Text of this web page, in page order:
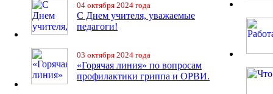
04 октября 2024 года
С Днем учителя, уважаемые
педагоги!
03 октября 2024 года
«Горячая линия» по вопросам
профилактики гриппа и ОРВИ.